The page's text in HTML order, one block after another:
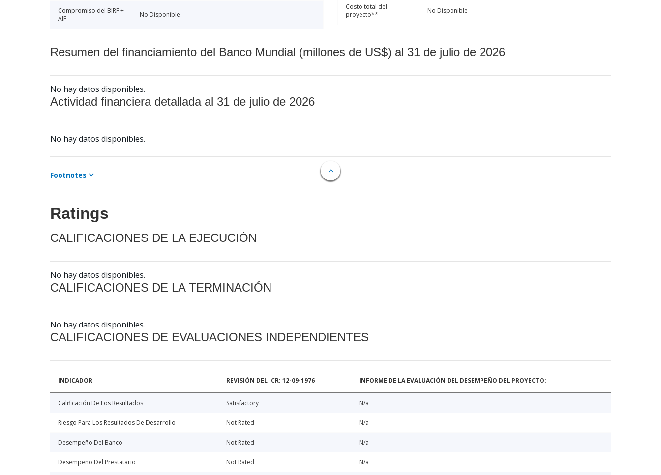
Compromiso del BIRF +
AIF
No Disponible
Costo total del
proyecto**
No Disponible
Resumen del financiamiento del Banco Mundial (millones de US$) al 31 de julio de 2026
No hay datos disponibles.
Actividad financiera detallada al 31 de julio de 2026
No hay datos disponibles.
Footnotes
Ratings
CALIFICACIONES DE LA EJECUCIÓN
No hay datos disponibles.
CALIFICACIONES DE LA TERMINACIÓN
No hay datos disponibles.
CALIFICACIONES DE EVALUACIONES INDEPENDIENTES
INDICADOR REVISIÓN DEL ICR: 12-09-1976 INFORME DE LA EVALUACIÓN DEL DESEMPEÑO DEL PROYECTO:
Calificación De Los Resultados Satisfactory N/a
Riesgo Para Los Resultados De Desarrollo Not Rated N/a
Desempeño Del Banco Not Rated N/a
Desempeño Del Prestatario Not Rated N/a